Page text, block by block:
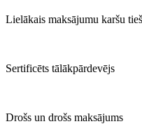
Lielākais maksājumu karšu
Sertificēts tālākpārdevējs
Drošs un drošs maksājums